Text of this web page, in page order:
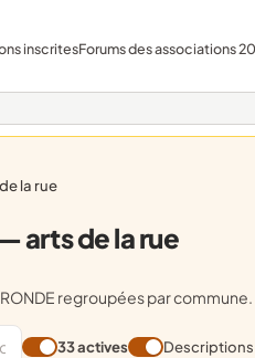
inscritesForums des associations
de la rue
arts de la rue
regroupées par commune.
33 actives Descriptions